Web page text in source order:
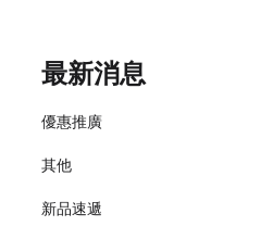
最新消息
優惠推廣
其他
新品速遞